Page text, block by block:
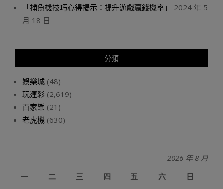
「捕魚機技巧心得揭示：提升遊戲贏錢機率」
2024 年 5
月 18 日
分類
娛樂城 (48)
玩運彩 (2,619)
百家樂 (21)
老虎機 (630)
2026 年 8 月
一
二 三 四 五 六
日